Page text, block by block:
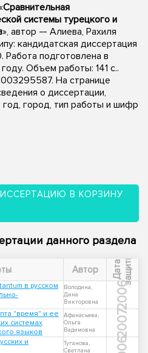
Сравнительная
системы турецкого и
», автор — Алиева, Рахиля
кандидатская диссертация
Работа подготовлена в
Объем работы: 141 с..
На странице
о диссертации,
год, город, тип работы и шифр
В КОРЗИНУ
данного раздела
Автор Д
а
т
а
з
а
щ
и
т ы
в русском
Володина,
Дина
Викторовна
2006
"время" и ее
системах
языков
Афанасьева,
Ольга
Вадимовна
2007
и
Туганова,
Светлана